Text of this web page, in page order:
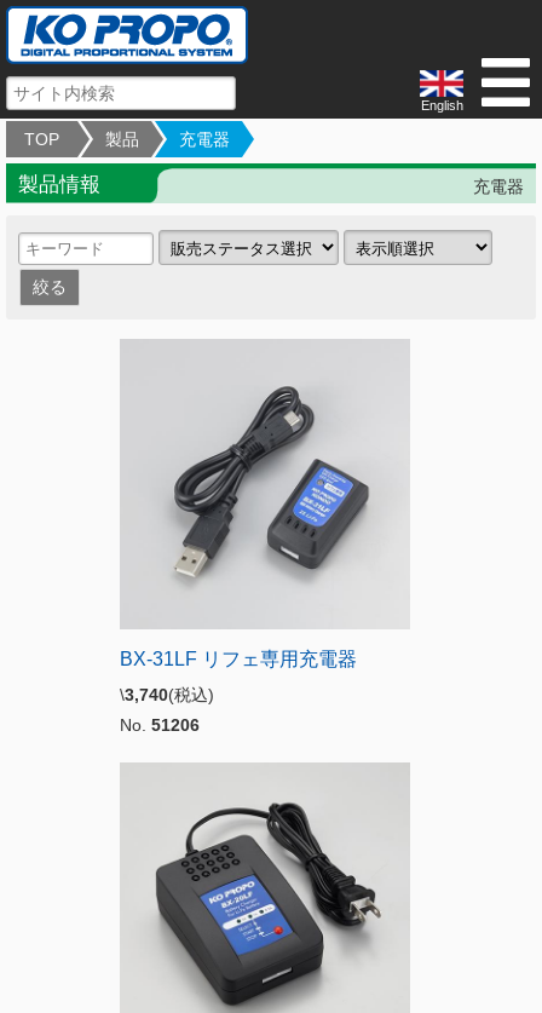
English
TOP 製品 充電器
製品情報 充電器
BX-31LF リフェ専用充電器
\3,740(税込)
No. 51206